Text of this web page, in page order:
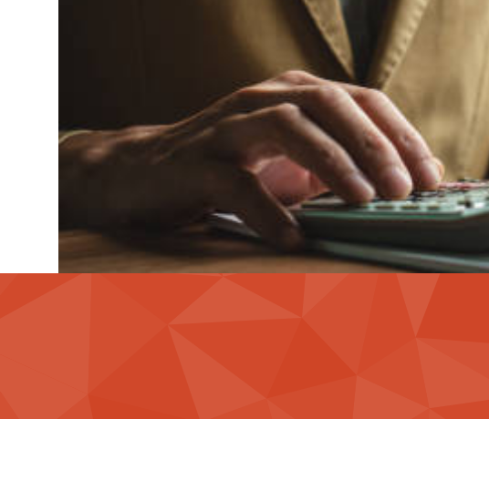
Servicekosten